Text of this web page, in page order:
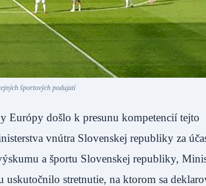
športových podujatí
Európy došlo k presunu kompetencií tejto
vnútra Slovenskej republiky za
a športu Slovenskej republiky,
stretnutie, na ktorom sa